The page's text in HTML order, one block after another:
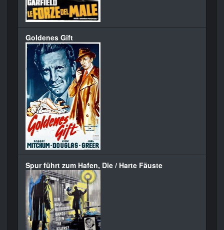
Goldenes Gift
Spur führt zum Hafen, Die / Harte Fäuste